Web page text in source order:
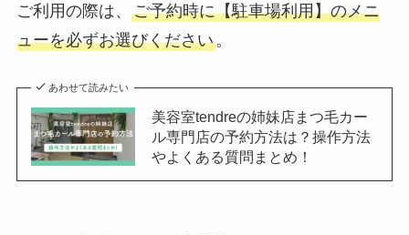
ご利用の際は、 ご予約時に【駐車場利用】のメニ
ューを必ずお選びください。
あわせて読みたい
美容室tendreの姉妹店まつ毛カー
ル専門店の予約方法は？操作方法
やよくある質問まとめ！